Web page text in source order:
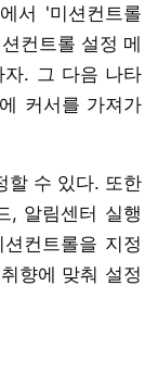
서 '미션컨트롤
컨트롤 설정 메
자. 그 다음 나타
커서를 가져가
할 수 있다. 또한
, 알림센터 실행
컨트롤을 지정
향에 맞춰 설정